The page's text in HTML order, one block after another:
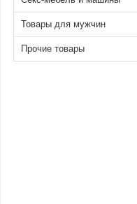
Товары для мужчин
Прочие товары